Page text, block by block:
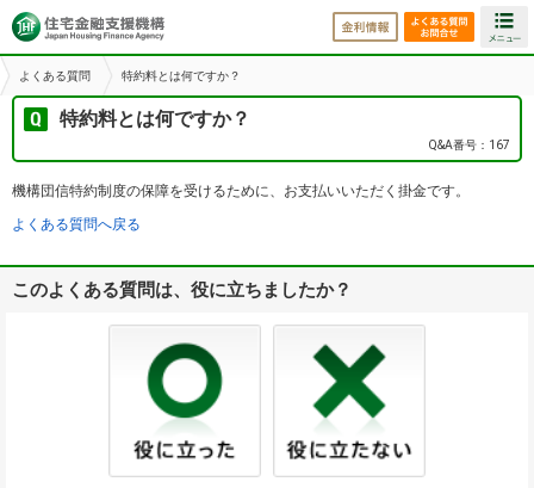
金利情報 よくあ
よくある質問 特約料とは何ですか？
特約料とは何ですか？
Q&A番号：167
機構団信特約制度の保障を受けるために、お支払いいただく掛金です。
よくある質問へ戻る
このよくある質問は、役に立ちましたか？